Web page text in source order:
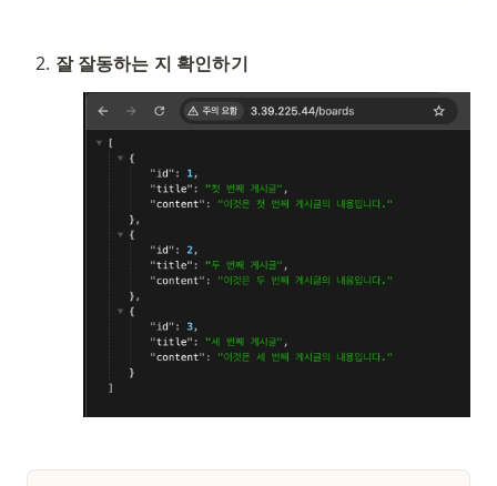
잘 잘동하는 지 확인하기